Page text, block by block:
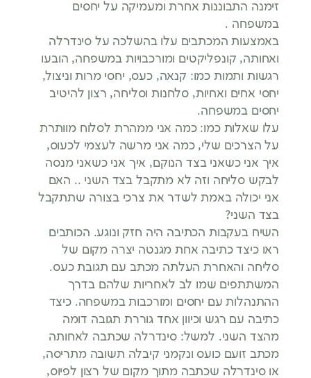
זימנה התבוננות אחרת ומעמיקה על יחסים
במשפחה .
באמצעות המכתבים עלו בהשלכה על סינדרלה
ואחותה, קונפליקטים ומורכבויות במשפחה, הובעו
רגשות ותמות כמו: קנאה, כעס, יחסי מרות וניצול,
יחסי אחים ואחיות, סלחנות וסליחה, רצון להיטיב
יחסים במשפחה.
עלו שאלות כמו: כמה אני ממהרת לסלוח מוותרת
על הצרכים שלי, כמה אני מרשה לעצמי לכעוס,
איך אני כשאני בצד הנוקם, איך אני כשאני מנסה
לבקש סליחה וזה לא מתקבל בצד השני .. האם
אני יכולה באמת לשדר את צרכי בצורה שתתקבל
בצד השני?
השיח בעקבות הכתיבה היה חזק ונוגע. הכותבים
ראו כיצד כתיבה אחת מגנטה יצרה מקום של
סליחה והאחרת העלתה מכתב עם תגובת כעס.
המשתתפים שמו לב לאחריות שלהם בדרך
ההתנהלות עם יחסים ומורכבות במשפחה. כיצד
כתיבה עם רגש וכיוון אחד גוררת תגובה דומה
מהצד השני. למשל: סינדרלה שכתבה לאחותה
מכתב זועם כועס ונקמני קיבלה תשובה מתריסה,
או סינדרלה שכתבה מתוך מקום של רצון לפיוס,